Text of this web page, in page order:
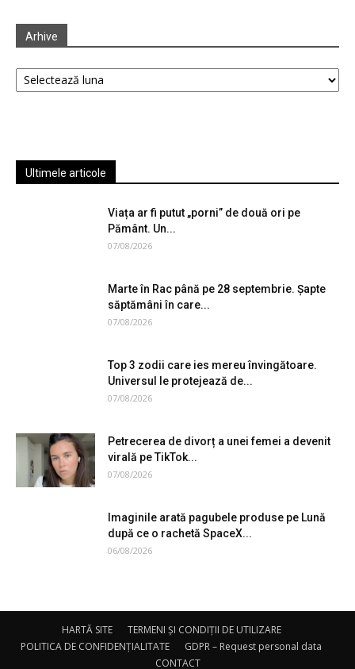
Arhive
Arhive
Ultimele articole
Viața ar fi putut „porni” de două ori pe
Pământ. Un...
07/08/2026
Marte în Rac până pe 28 septembrie. Șapte
săptămâni în care...
07/08/2026
Top 3 zodii care ies mereu învingătoare.
Universul le protejează de...
07/08/2026
Petrecerea de divorț a unei femei a devenit
virală pe TikTok...
07/08/2026
Imaginile arată pagubele produse pe Lună
după ce o rachetă SpaceX...
06/08/2026
HARTĂ SITE
TERMENI ȘI CONDIȚII DE UTILIZARE
POLITICA DE CONFIDENȚIALITATE
GDPR – Request personal data
CONTACT